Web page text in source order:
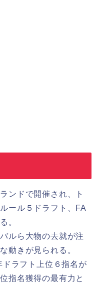
ンドで開催され、ト
ール５ドラフト、FA
。
ルら大物の去就が注
動きが見られる。
ドラフト上位６指名が
指名獲得の最有力と